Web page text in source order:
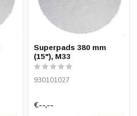
Superpads 380 mm
(15"), M33
930101027
€--,--